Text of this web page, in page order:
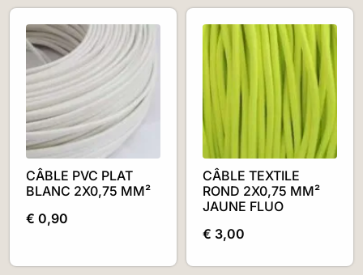
CÂBLE PVC PLAT
BLANC 2X0,75 MM²
€ 0,90
CÂBLE TEXTILE
ROND 2X0,75 MM²
JAUNE FLUO
€ 3,00